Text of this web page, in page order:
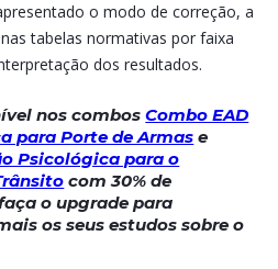
o modo de correção, a
tabelas normativas por faixa
dos resultados.
nos combosCombo EAD
para Porte de Armas e
Psicológica para o
com 30% de
o upgrade para
os seus estudos sobre o